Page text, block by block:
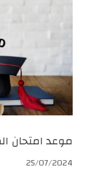
موعد امتحان
25/07/2024